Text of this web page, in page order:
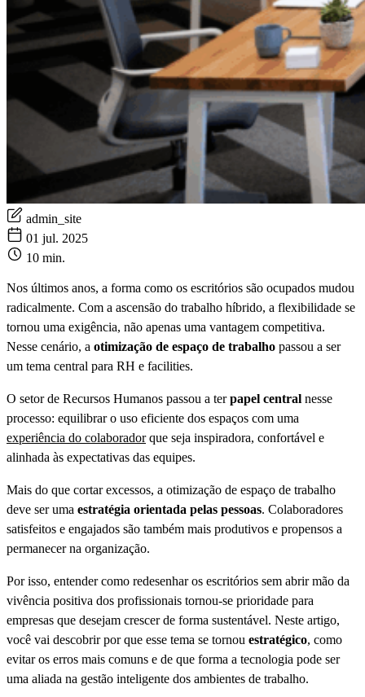
admin_site
01 jul. 2025
10 min.
Nos últimos anos, a forma como os escritórios são ocupados mudou
radicalmente. Com a ascensão do trabalho híbrido, a flexibilidade se
tornou uma exigência, não apenas uma vantagem competitiva.
Nesse cenário, a otimização de espaço de trabalho passou a ser
um tema central para RH e facilities.
O setor de Recursos Humanos passou a terpapel central nesse
processo: equilibrar o uso eficiente dos espaços com uma
experiência do colaboradorque seja inspiradora, confortável e
alinhada às expectativas das equipes.
Mais do que cortar excessos, a otimização de espaço de trabalho
deve ser uma estratégia orientada pelas pessoas. Colaboradores
satisfeitos e engajados são também mais produtivos e propensos a
permanecer na organização.
Por isso, entender como redesenhar os escritórios sem abrir mão da
vivência positiva dos profissionais tornou-se prioridade para
empresas que desejam crescer de forma sustentável. Neste artigo,
você vai descobrir por que esse tema se tornou estratégico, como
evitar os erros mais comuns e de que forma a tecnologia pode ser
uma aliada na gestão inteligente dos ambientes de trabalho.